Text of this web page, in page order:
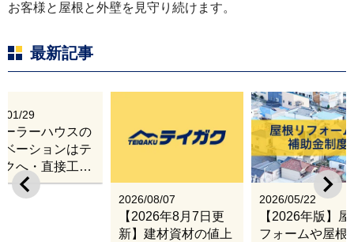
お客様と屋根と外壁を見守り続けます。
最新記事
2026/08/07
【2026年8月7日更
新】建材資材の値上
2026/05/22
【2026年版】
フォームや屋根
01/29
ーラーハウスの
ベーションはテ
クへ・直接工事
張改修サービス